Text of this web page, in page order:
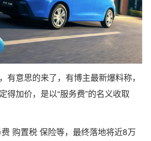
有意思的来了，有博主最新爆料称，
得加价，是以“服务费”的名义收取
购置税 保险等，最终落地将近8万